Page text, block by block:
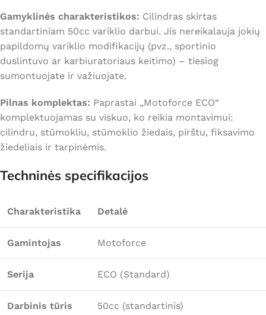
Gamyklinės charakteristikos: Cilindras skirtas
standartiniam 50cc variklio darbui. Jis nereikalauja jokių
papildomų variklio modifikacijų (pvz., sportinio
duslintuvo ar karbiuratoriaus keitimo) – tiesiog
sumontuojate ir važiuojate.
Pilnas komplektas: Paprastai „Motoforce ECO“
komplektuojamas su viskuo, ko reikia montavimui:
cilindru, stūmokliu, stūmoklio žiedais, pirštu, fiksavimo
žiedeliais ir tarpinėmis.
Techninės specifikacijos
Charakteristika Detalė
Gamintojas Motoforce
Serija ECO (Standard)
Darbinis tūris 50cc (standartinis)